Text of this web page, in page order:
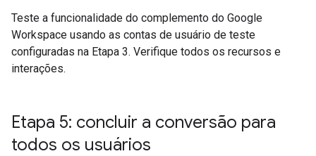
Teste a funcionalidade do complemento do Google
Workspace usando as contas de usuário de teste
configuradas na Etapa 3. Verifique todos os recursos e
interações.
Etapa 5: concluir a conversão para
todos os usuários